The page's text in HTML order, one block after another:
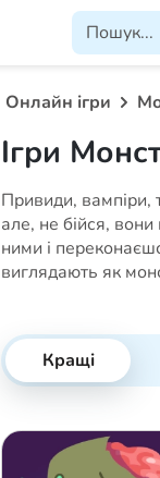
Онлайн ігри
Ігри
Привиди, вампіри,
але, не бійся, вони
ними і
виглядають як
Кращі